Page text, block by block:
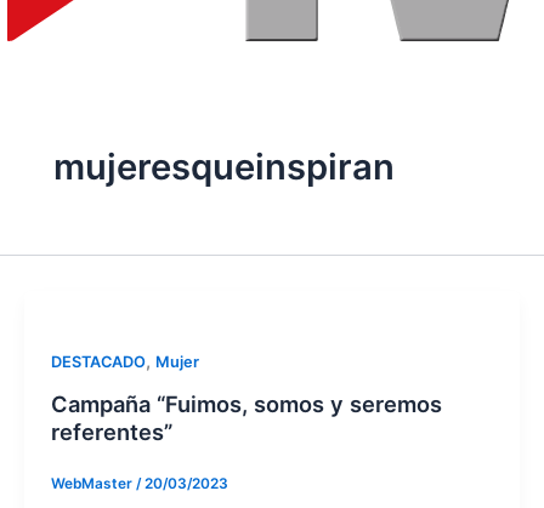
mujeresqueinspiran
DESTACADO, Mujer
Campaña “Fuimos, somos y seremos
referentes”
WebMaster /20/03/2023